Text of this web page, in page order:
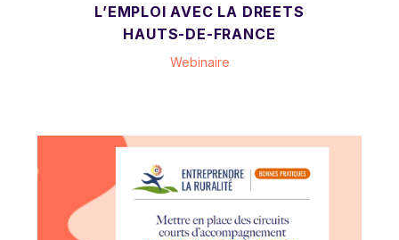
L’EMPLOI AVEC LA DREETS
HAUTS-DE-FRANCE
Webinaire